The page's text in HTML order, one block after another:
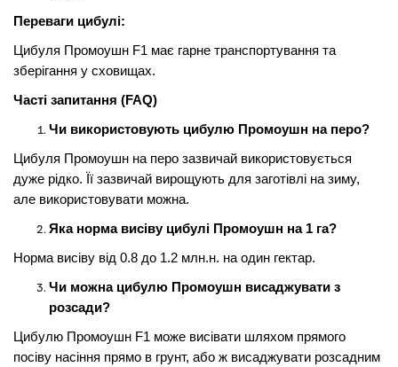
Переваги цибулі:
Цибуля Промоушн F1 має гарне транспортування та
зберігання у сховищах.
Часті запитання (FAQ)
Чи використовують цибулю Промоушн на перо?
Цибуля Промоушн на перо зазвичай використовується
дуже рідко. Її зазвичай вирощують для заготівлі на зиму,
але використовувати можна.
Яка норма висіву цибулі Промоушн на 1 га?
Норма висіву від 0.8 до 1.2 млн.н. на один гектар.
Чи можна цибулю Промоушн висаджувати з
розсади?
Цибулю Промоушн F1 може висівати шляхом прямого
посіву насіння прямо в грунт, або ж висаджувати розсадним